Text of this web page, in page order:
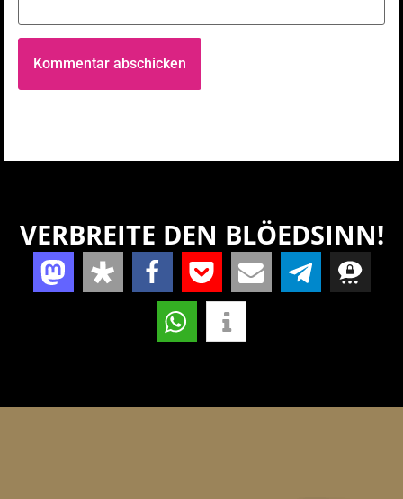
VERBREITE DEN BLÖEDSINN!